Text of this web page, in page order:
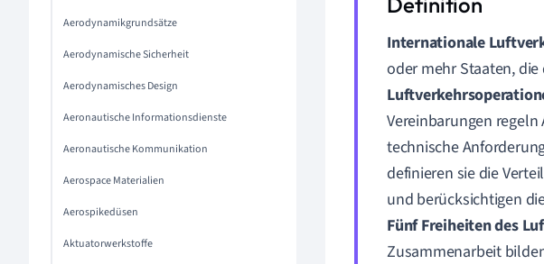
Aerodynamikgrundsätze
Aerodynamische Sicherheit
Aerodynamisches Design
Aeronautische Informationsdienste
Aeronautische Kommunikation
Aerospace Materialien
Aerospikedüsen
Aktuatorwerkstoffe
Internationale
oder mehr Staaten,
Vereinbarungen regeln
technische
definieren sie die
und berücksichtigen
Fünf Freiheiten des
Zusammenarbeit